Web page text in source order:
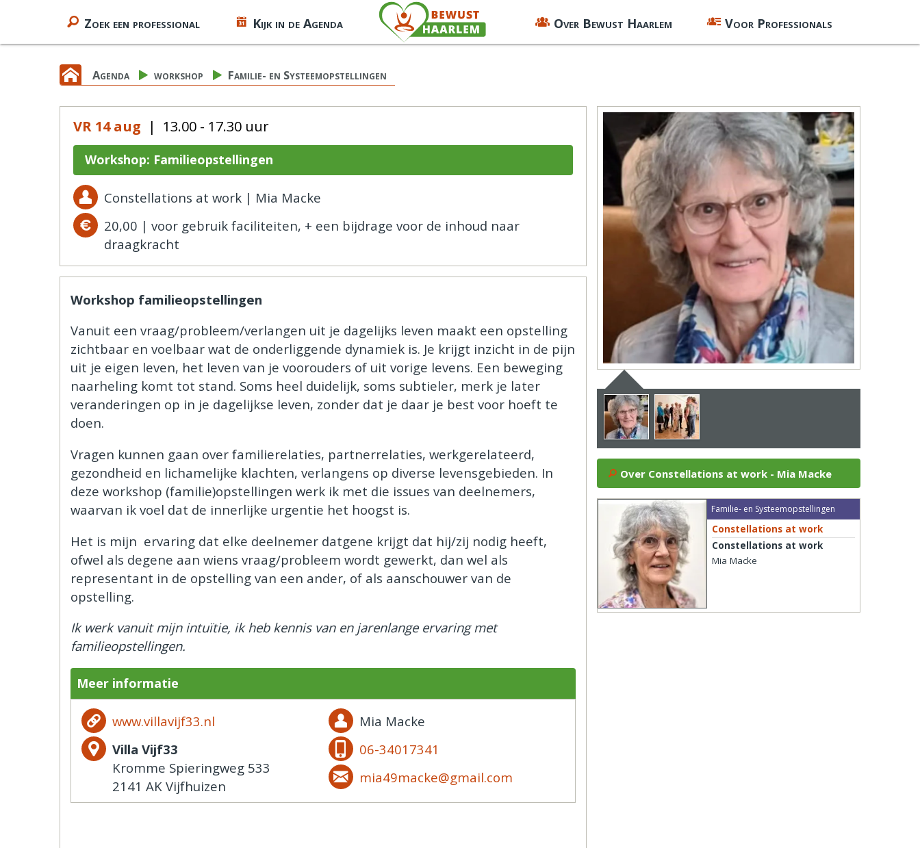
Zoek een professional Kijk in de Agenda Over Bewust Haarlem Voor Professionals
Agenda workshop Familie- en Systeemopstellingen
VR 14 aug | 13.00 - 17.30 uur
Workshop: Familieopstellingen
Constellations at work | Mia Macke
20,00 | voor gebruik faciliteiten, + een bijdrage voor de inhoud naar
draagkracht
Workshop familieopstellingen
Vanuit een vraag/probleem/verlangen uit je dagelijks leven maakt een opstelling
zichtbaar en voelbaar wat de onderliggende dynamiek is. Je krijgt inzicht in de pijn
uit je eigen leven, het leven van je voorouders of uit vorige levens. Een beweging
naarheling komt tot stand. Soms heel duidelijk, soms subtieler, merk je later
veranderingen op in je dagelijkse leven, zonder dat je daar je best voor hoeft te
doen.
Vragen kunnen gaan over familierelaties, partnerrelaties, werkgerelateerd,
gezondheid en lichamelijke klachten, verlangens op diverse levensgebieden. In
deze workshop (familie)opstellingen werk ik met die issues van deelnemers,
waarvan ik voel dat de innerlijke urgentie het hoogst is.
Het is mijn ervaring dat elke deelnemer datgene krijgt dat hij/zij nodig heeft,
ofwel als degene aan wiens vraag/probleem wordt gewerkt, dan wel als
representant in de opstelling van een ander, of als aanschouwer van de
opstelling.
Ik werk vanuit mijn intuïtie, ik heb kennis van en jarenlange ervaring met
familieopstellingen.
Meer informatie
www.villavijf33.nl
Villa Vijf33
Kromme Spieringweg 533
2141 AK Vijfhuizen
Mia Macke
06-34017341
mia49macke@gmail.com
Over Constellations at work - Mia Macke
Familie- en Systeemopstellingen
Constellations at work
Constellations at work
Mia Macke